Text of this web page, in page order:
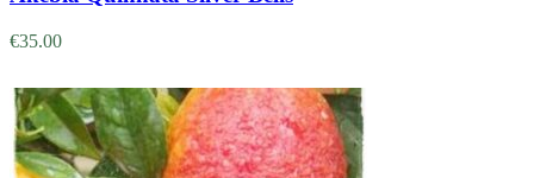
€35.00